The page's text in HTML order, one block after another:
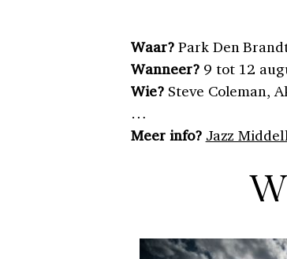
Waar?Park Den
Wanneer?9 tot 12
Wie?Steve Coleman,
…
Meer info? Jazz